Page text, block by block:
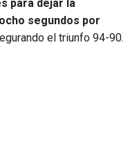
para dejar la
segundos por
el triunfo 94-90.